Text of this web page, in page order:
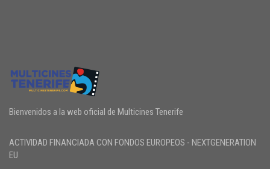
Bienvenidos a la web oficial de Multicines Tenerife
ACTIVIDAD FINANCIADA CON FONDOS EUROPEOS - NEXTGENERATION
EU